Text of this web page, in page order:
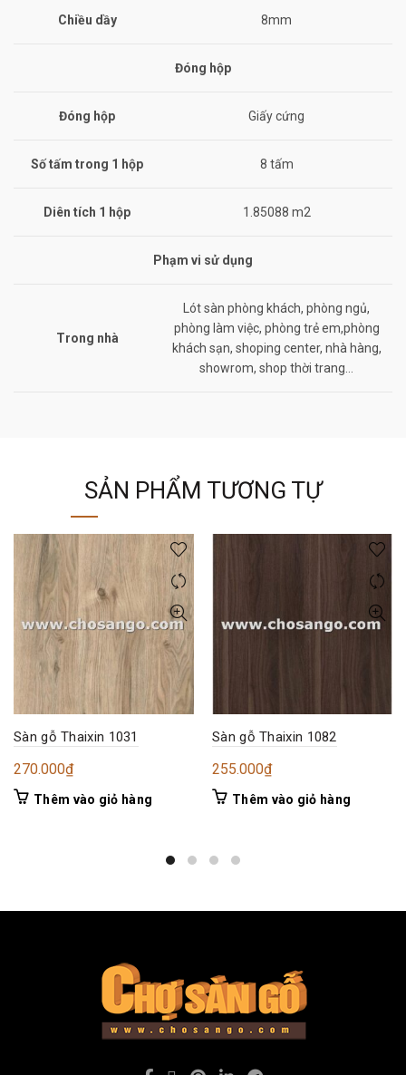
Chiều dầy 8mm
Đóng hộp
Đóng hộp Giấy cứng
Số tấm trong 1 hộp 8 tấm
Diên tích 1 hộp 1.85088 m2
Phạm vi sử dụng
Trong nhà
Lót sàn phòng khách, phòng ngủ,
phòng làm việc, phòng trẻ em,phòng
khách sạn, shoping center, nhà hàng,
showrom, shop thời trang…
SẢN PHẨM TƯƠNG TỰ
Sàn gỗ Thaixin 1031
270.000₫
Thêm vào giỏ hàng
Sàn gỗ Thaixin 1082
255.000₫
Thêm vào giỏ hàng